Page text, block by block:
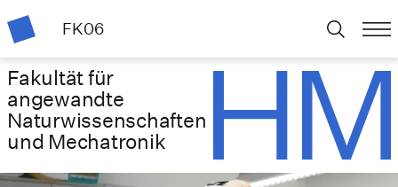
FK06
Fakultät für
angewandte
Naturwissenschaften
und Mechatronik